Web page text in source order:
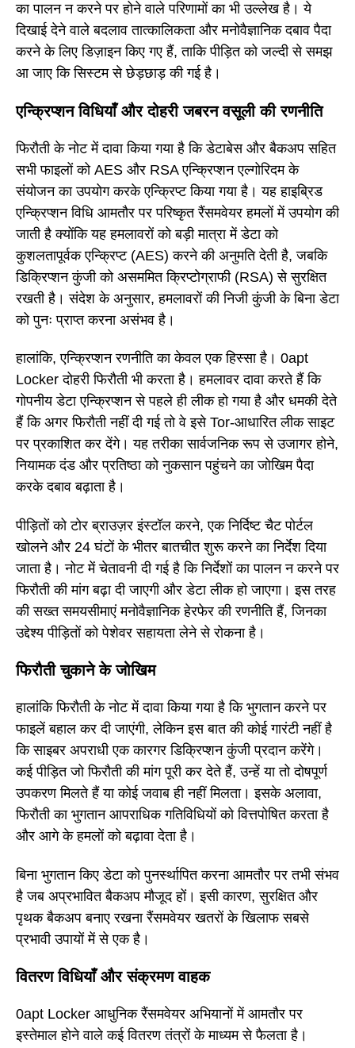
का पालन न करने पर होने वाले परिणामों का भी उल्लेख है। ये
दिखाई देने वाले बदलाव तात्कालिकता और मनोवैज्ञानिक दबाव पैदा
करने के लिए डिज़ाइन किए गए हैं, ताकि पीड़ित को जल्दी से समझ
आ जाए कि सिस्टम से छेड़छाड़ की गई है।
एन्क्रिप्शन विधियाँ और दोहरी जबरन वसूली की रणनीति
फिरौती के नोट में दावा किया गया है कि डेटाबेस और बैकअप सहित
सभी फाइलों को AES और RSA एन्क्रिप्शन एल्गोरिदम के
संयोजन का उपयोग करके एन्क्रिप्ट किया गया है। यह हाइब्रिड
एन्क्रिप्शन विधि आमतौर पर परिष्कृत रैंसमवेयर हमलों में उपयोग की
जाती है क्योंकि यह हमलावरों को बड़ी मात्रा में डेटा को
कुशलतापूर्वक एन्क्रिप्ट (AES) करने की अनुमति देती है, जबकि
डिक्रिप्शन कुंजी को असममित क्रिप्टोग्राफी (RSA) से सुरक्षित
रखती है। संदेश के अनुसार, हमलावरों की निजी कुंजी के बिना डेटा
को पुनः प्राप्त करना असंभव है।
हालांकि, एन्क्रिप्शन रणनीति का केवल एक हिस्सा है। 0apt
Locker दोहरी फिरौती भी करता है। हमलावर दावा करते हैं कि
गोपनीय डेटा एन्क्रिप्शन से पहले ही लीक हो गया है और धमकी देते
हैं कि अगर फिरौती नहीं दी गई तो वे इसे Tor-आधारित लीक साइट
पर प्रकाशित कर देंगे। यह तरीका सार्वजनिक रूप से उजागर होने,
नियामक दंड और प्रतिष्ठा को नुकसान पहुंचने का जोखिम पैदा
करके दबाव बढ़ाता है।
पीड़ितों को टोर ब्राउज़र इंस्टॉल करने, एक निर्दिष्ट चैट पोर्टल
खोलने और 24 घंटों के भीतर बातचीत शुरू करने का निर्देश दिया
जाता है। नोट में चेतावनी दी गई है कि निर्देशों का पालन न करने पर
फिरौती की मांग बढ़ा दी जाएगी और डेटा लीक हो जाएगा। इस तरह
की सख्त समयसीमाएं मनोवैज्ञानिक हेरफेर की रणनीति हैं, जिनका
उद्देश्य पीड़ितों को पेशेवर सहायता लेने से रोकना है।
फिरौती चुकाने के जोखिम
हालांकि फिरौती के नोट में दावा किया गया है कि भुगतान करने पर
फाइलें बहाल कर दी जाएंगी, लेकिन इस बात की कोई गारंटी नहीं है
कि साइबर अपराधी एक कारगर डिक्रिप्शन कुंजी प्रदान करेंगे।
कई पीड़ित जो फिरौती की मांग पूरी कर देते हैं, उन्हें या तो दोषपूर्ण
उपकरण मिलते हैं या कोई जवाब ही नहीं मिलता। इसके अलावा,
फिरौती का भुगतान आपराधिक गतिविधियों को वित्तपोषित करता है
और आगे के हमलों को बढ़ावा देता है।
बिना भुगतान किए डेटा को पुनर्स्थापित करना आमतौर पर तभी संभव
है जब अप्रभावित बैकअप मौजूद हों। इसी कारण, सुरक्षित और
पृथक बैकअप बनाए रखना रैंसमवेयर खतरों के खिलाफ सबसे
प्रभावी उपायों में से एक है।
वितरण विधियाँ और संक्रमण वाहक
0apt Locker आधुनिक रैंसमवेयर अभियानों में आमतौर पर
इस्तेमाल होने वाले कई वितरण तंत्रों के माध्यम से फैलता है।